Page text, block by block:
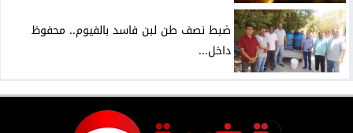
ضبط نصف طن لبن فاسد بالفيوم.. محفوظ
داخل...